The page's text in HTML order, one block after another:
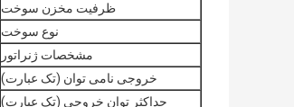
ظرفیت مخزن سوخت
نوع سوخت
مشخصات ژنراتور
خروجی نامی توان (تک عبارت)
حداکثر توان خروجی (تک عبارت)